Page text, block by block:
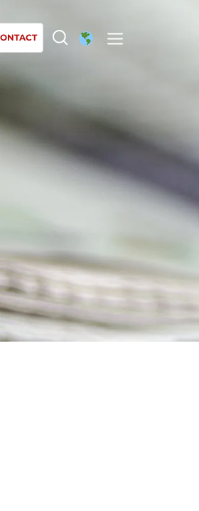
climatique